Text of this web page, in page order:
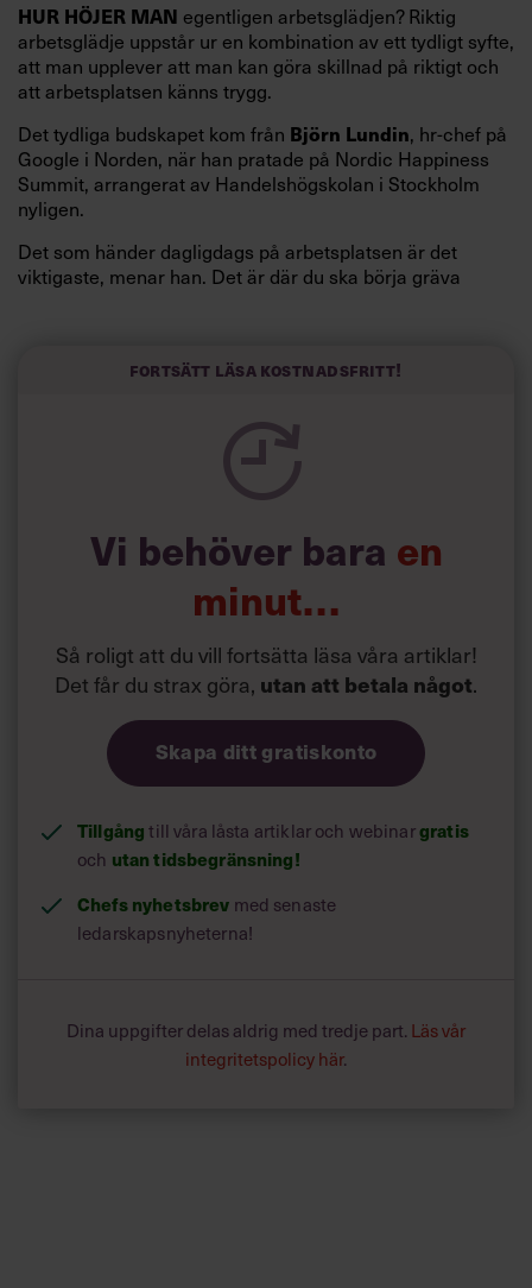
HUR HÖJER MAN egentligen arbetsglädjen? Riktig
arbetsglädje uppstår ur en kombination av ett tydligt syfte,
att man upplever att man kan göra skillnad på riktigt och
att arbetsplatsen känns trygg.
Det tydliga budskapet kom från Björn Lundin, hr-chef på
Google i Norden, när han pratade på Nordic Happiness
Summit, arrangerat av Handelshögskolan i Stockholm
nyligen.
Det som händer dagligdags på arbetsplatsen är det
viktigaste, menar han. Det är där du ska börja gräva
och höjt arbetsglädjen på Google:
Fortsätt läsa kostnadsfritt!
Vi behöver bara en
minut…
Så roligt att du vill fortsätta läsa våra artiklar!
Det får du strax göra, utan att betala något.
Skapa ditt gratiskonto
Tillgångtill våra låsta artiklar och webinargratis
och utan tidsbegränsning!
Chefs nyhetsbrev med senaste
ledarskapsnyheterna!
Dina uppgifter delas aldrig med tredje part. Läs vår
integritetspolicy här.